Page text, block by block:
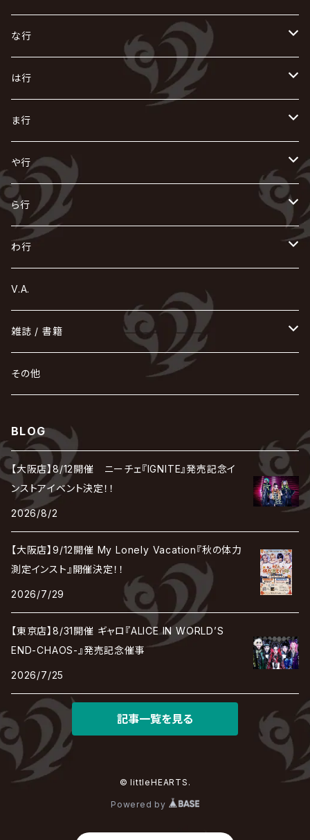
浅葱 / ASAGI
Azavana
Acid Black Cherry
有村竜太朗
ΛrlequiΩ / アルルカン
exist†trace
イビツ マル
色々な十字架
168 / 葵-168-
VIRGE / ヴァージュ
Waive
UCHUSENTAI:NOIZ / 宇宙戦隊NOIZ
え
ACE OF SPADES
X JAPAN
LSN / The LEGENDARY SIX NINE
LM.C
えんそく
お
AURORIZE
OFIAM
陰陽座
Kαin
CASCADE
the GazettE
GOTCHAROCKA
河村隆一
KISAKI
キズ
ギャロ
清春
KIRITO / キリト
己龍
く
Crack6
グラビティ
GLAY
gremlins
GREN / グレン
黒夢
け
[ kei ] / 圭
仮病
Kra
こ
GOATBED
ゴールデンボンバー
コドモドラゴン
ザアザア
The THIRTEEN
さくら前線
Sadie
XANVALA
し
Zeke Deux
Z CLEAR
J
-真天地開闢集団-ジグザグ
Sick²
ジグソウ
シド
JAKIGAN MEISTER
Chanty
Janne Da Arc
sugar
JILUKA
SHIN
Jin-Machine
す
Z CLEAR
超ジャシー
Scarlet Valse
SUGIZO
SCAPEGOAT
SPLENDID GOD GIRAFFE
SLAPSLY / CHIYU
せ
ゼラ
零[Hz]
仙台貨物
そ
SOPHIA
ZOMBIE / ぞんび
た
DASEIN
DAIGO
TAKURO
DazzlingBAD
DADAROMA
逹瑯
DAVID / SUI / 縁
DARRELL
ち
CHAQLA.
つ
て
D
DIAURA
DIR EN GREY
DEXCORE
TAKE NO BREAK
DEZERT
deadman
DEVILOOF
DuelJewel
D'ERLANGER
電脳ヒメカ
と
東京花嫁
Tourbillon
Dolly
TЯicKY
な行
な
NIGHTMARE
NAZARE
に
NiEL
NICOLAS
ぬ
nurié
ね
NETH PRIERE CAIN
NEVERLAND
の
NoGoD
NOCTURNAL BLOODLUST
は行
は
heidi.
H.U.G
BUCK-TICK
花見桜こうき
薔薇の宮殿
BAROQUE
ひ
HERO
美炎-BIEN-
hide with Spread Beaver / hide
HIDE-ZOU
ビバラッシュ
ふ
Far East Dizain
Fatüm
Plastic Tree
Frantic EMIRY
Blu-BiLLioN
BULL FIELD
BREAKERZ
BLAZE
The Brow Beat
へ
BabyKingdom
THE BEETHOVEN
HELLBROTH / ヘルブロス
The Benjamin
ほ
POIDOL
HOLLOWGRAM
ま行
ま
THE MICRO HEAD 4N'S
MAO / マオ from SID
MUSCLE ATTACK
マツタケワークス
摩天楼オペラ
THE MADNA
MAMA.
まみれた / MAMIRETA
MALICE MIZER
み
未完成アリス
ミスイ
美良政次
MIRAGE
む
MUCC / ムック
め
メトロノーム
MERRY / メリー
も
THE MORTAL
最上川司
や行
や
ヤミテラ / 外道反逆者ヤミテラ
ゆ
YUKIYA / 藤田幸也
ユナイト
よ
ら行
ら
rice
Rides In ReVellion
La'veil MizeriA
LAB.THE BASEMENT / ラボ ザ ベヰスメント
り
Leetspeak monsters
Ricky
RENAME
LIBRAVEL / リブラヴェル
Lill
る
Ruiza
LUNA SEA
れ
the Raid.
REIGN
RAZOR
LSN / The LEGENDARY SIX NINE
Royz
Rorschach.inc
ロマン急行
わ行
わ
wyse
我が為
V.A.
雑誌 / 書籍
hévn
その他
BLOG
【大阪店】8/12開催 ニーチェ『IGNITE』発売記念イ
ンストアイベント決定！！
2026/8/2
【大阪店】9/12開催 My Lonely Vacation『秋の体力
測定インスト』開催決定！！
2026/7/29
【東京店】8/31開催 ギャロ『ALICE IN WORLD’S
END-CHAOS-』発売記念催事
2026/7/25
記事一覧を見る
© littleHEARTS.
Powered by